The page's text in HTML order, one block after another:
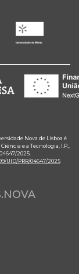
Nova de Lisboa é
e a Tecnologia, I.P.,
2025.
UID/PRR/04647/2025